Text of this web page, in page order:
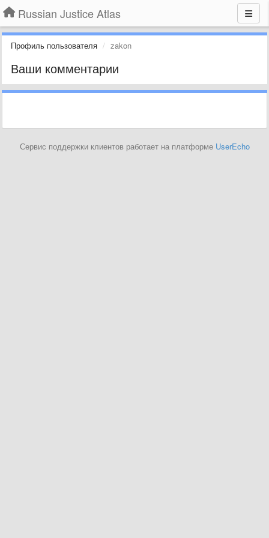
Russian Justice Atlas
Профиль пользователя zakon
Ваши комментарии
Сервис поддержки клиентов работает на платформе UserEcho